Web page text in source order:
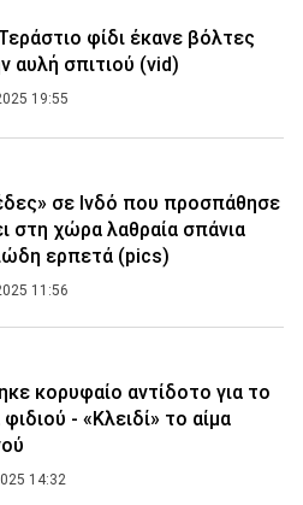
φίδι έκανε βόλτες
αυλή σπιτιού (vid)
19:55
σε Ινδό που προσπάθησε
στη χώρα λαθραία σπάνια
ερπετά (pics)
11:56
κορυφαίο αντίδοτο για το
- «Κλειδί» το αίμα
14:32